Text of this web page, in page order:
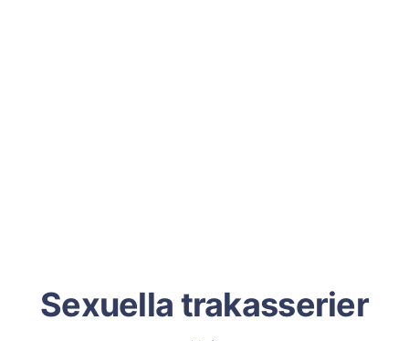
Sexuella trakasserier